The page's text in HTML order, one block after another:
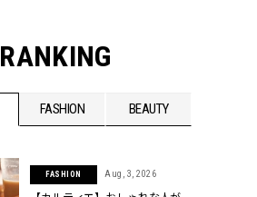
RANKING
FASHION BEAUTY
FASHION Aug, 3, 2026